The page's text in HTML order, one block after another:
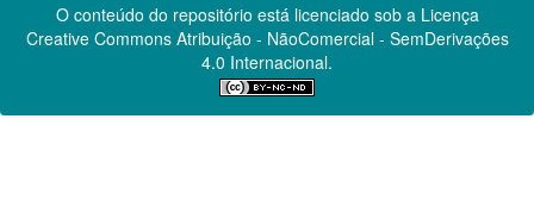
O conteúdo do repositório está licenciado sob a Licença
Creative CommonsAtribuição - NãoComercial - SemDerivações
4.0 Internacional.